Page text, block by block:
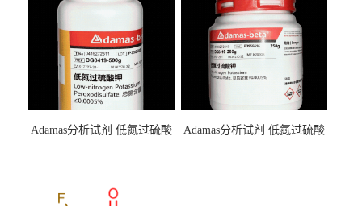
Adamas分析试剂 低氮过硫酸
（泰坦现货供应）
Adamas分析试剂 低氮过硫酸